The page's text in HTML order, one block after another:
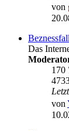
von
Das
170
von